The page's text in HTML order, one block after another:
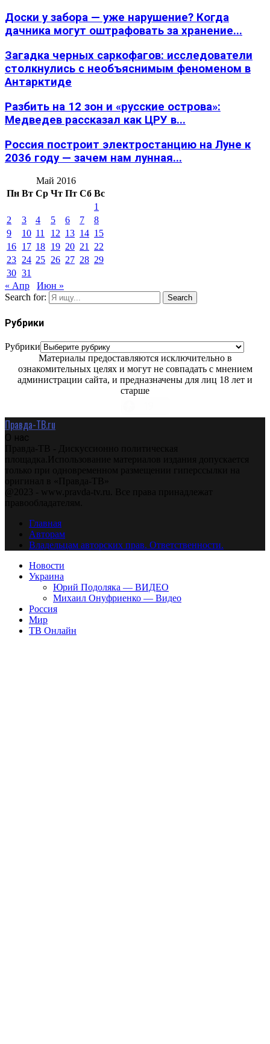
Доски у забора — уже нарушение? Когда
дачника могут оштрафовать за хранение...
Загадка черных саркофагов: исследователи
столкнулись с необъяснимым феноменом в
Антарктиде
Разбить на 12 зон и «русские острова»:
Медведев рассказал как ЦРУ в...
Россия построит электростанцию на Луне к
2036 году — зачем нам лунная...
Май 2016
Пн Вт Ср Чт Пт Сб Вс
1
2
3 4 5 6 7
8
9
10 11 12 13 14 15
16 17 18 19 20 21
22
23 24 25 26 27 28 29
30 31
« Апр
Июн »
Search for:
Search
Рубрики
Рубрики
Материалы предоставляются исключительно в
ознакомительных целях и могут не совпадать с мнением
администрации сайта, и предназначены для лиц 18 лет и
старше
Правда-ТВ.ru
О нас
Правда-ТВ - Дискуссионно политическая
площадка.Использование материалов издания допускается
только при одновременном размещении гиперссылки на
оригинал в «Правда-ТВ»
@2023 - www.pravda-tv.ru. Все права принадлежат
правообладателям.
Главная
Авторам
Владельцам авторских прав. Ответственности.
Новости
Украина
Юрий Подоляка — ВИДЕО
Михаил Онуфриенко — Видео
Россия
Мир
ТВ Онлайн